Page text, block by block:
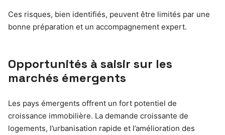
Ces risques, bien identifiés, peuvent être limités par une
bonne préparation et un accompagnement expert.
Opportunités à saisir sur les
marchés émergents
Les pays émergents offrent un fort potentiel de
croissance immobilière. La demande croissante de
logements, l’urbanisation rapide et l’amélioration des